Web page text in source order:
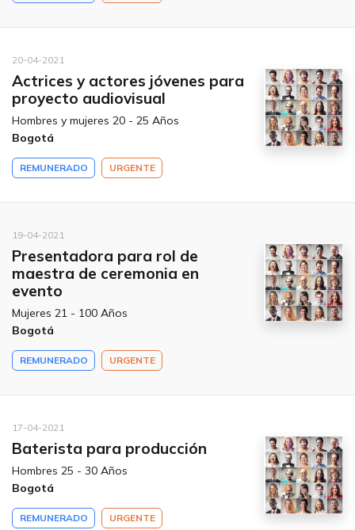
20-04-2021
Actrices y actores jóvenes para
proyecto audiovisual
Hombres y mujeres 20 - 25 Años
Bogotá
REMUNERADO URGENTE
19-04-2021
Presentadora para rol de
maestra de ceremonia en
evento
Mujeres 21 - 100 Años
Bogotá
REMUNERADO URGENTE
17-04-2021
Baterista para producción
Hombres 25 - 30 Años
Bogotá
REMUNERADO URGENTE